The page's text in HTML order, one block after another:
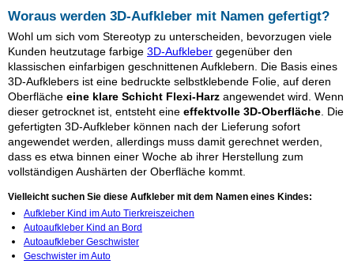
Woraus werden 3D-Aufkleber mit Namen gefertigt?
Wohl um sich vom Stereotyp zu unterscheiden, bevorzugen viele
Kunden heutzutage farbige 3D-Aufkleber gegenüber den
klassischen einfarbigen geschnittenen Aufklebern. Die Basis eines
3D-Aufklebers ist eine bedruckte selbstklebende Folie, auf deren
Oberfläche eine klare Schicht Flexi-Harz angewendet wird. Wenn
dieser getrocknet ist, entsteht eine effektvolle 3D-Oberfläche . Die
gefertigten 3D-Aufkleber können nach der Lieferung sofort
angewendet werden, allerdings muss damit gerechnet werden,
dass es etwa binnen einer Woche ab ihrer Herstellung zum
vollständigen Aushärten der Oberfläche kommt.
Vielleicht suchen Sie diese Aufkleber mit dem Namen eines Kindes:
Aufkleber Kind im Auto Tierkreiszeichen
Autoaufkleber Kind an Bord
Autoaufkleber Geschwister
Geschwister im Auto